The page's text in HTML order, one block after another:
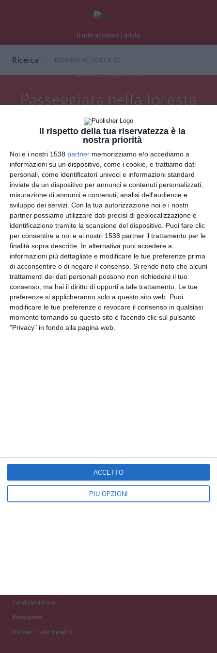
Il rispetto della tua riservatezza è la
nostra priorità
Noi e i nostri 1538 partner memorizziamo e/o accediamo a
informazioni su un dispositivo, come i cookie, e trattiamo dati
personali, come identificatori univoci e informazioni standard
inviate da un dispositivo per annunci e contenuti personalizzati,
misurazione di annunci e contenuti, analisi dell'audience e
sviluppo dei servizi. Con la tua autorizzazione noi e i nostri
partner possiamo utilizzare dati precisi di geolocalizzazione e
identificazione tramite la scansione del dispositivo. Puoi fare clic
per consentire a noi e ai nostri 1538 partner il trattamento per le
finalità sopra descritte. In alternativa puoi accedere a
informazioni più dettagliate e modificare le tue preferenze prima
di acconsentire o di negare il consenso. Si rende noto che alcuni
trattamenti dei dati personali possono non richiedere il tuo
consenso, ma hai il diritto di opporti a tale trattamento. Le tue
preferenze si applicheranno solo a questo sito web. Puoi
modificare le tue preferenze o revocare il consenso in qualsiasi
momento tornando su questo sito e facendo clic sul pulsante
"Privacy" in fondo alla pagina web.
PIÙ OPZIONI
ACCETTO
Il mio account | Inizio
Ricerca
Tutte le cartoline virtuali
Passeggiata nella foresta
INVIA QUESTA CARTOLINA
via Email(GRATUITO)
CONDIVIDI QUESTA
CARTOLINA
Facebook, Twitter, WhatsApp, ...
Kisseo©
Condizioni d'uso
Kisseoposta
Sitemap - Tutte le pagine